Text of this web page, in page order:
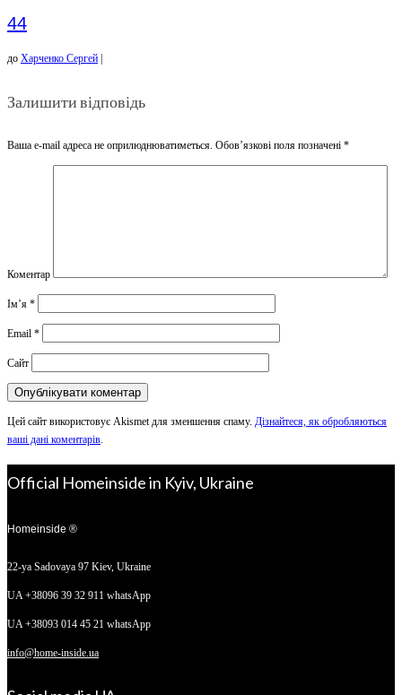
44
до Харченко Сергей
Залишити відповідь
Ваша e-mail адреса не оприлюднюватиметься. Обов’язкові поля позначені *
Коментар
Ім’я *
Email *
Сайт
Цей сайт використовує Akismet для зменшення спаму. Дізнайтеся, як обробляються
ваші дані коментарів.
Official Homeinside in Kyiv, Ukraine
Homeinside ®
22-ya Sadovaya 97 Kiev, Ukraine
UA +38096 39 32 911 whatsApp
UA +38093 014 45 21 whatsApp
info@home-inside.ua